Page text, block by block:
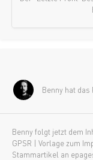
Benny hat das
Benny folgt jetzt dem
GPSR | Vorlage zum
Stammartikel an